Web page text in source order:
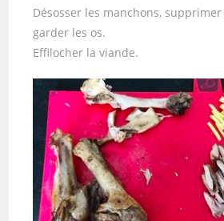
Désosser les manchons,
garder les os.
Effilocher la viande.